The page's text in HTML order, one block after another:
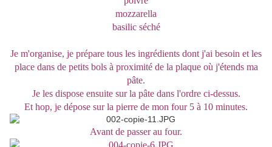
mozzarella
basilic séché
Je m'organise, je prépare tous les ingrédients dont j'ai besoin et les
place dans de petits bols à proximité de la plaque où j'étends ma
pâte.
Je les dispose ensuite sur la pâte dans l'ordre ci-dessus.
Et hop, je dépose sur la pierre de mon four 5 à 10 minutes.
Avant de passer au four.